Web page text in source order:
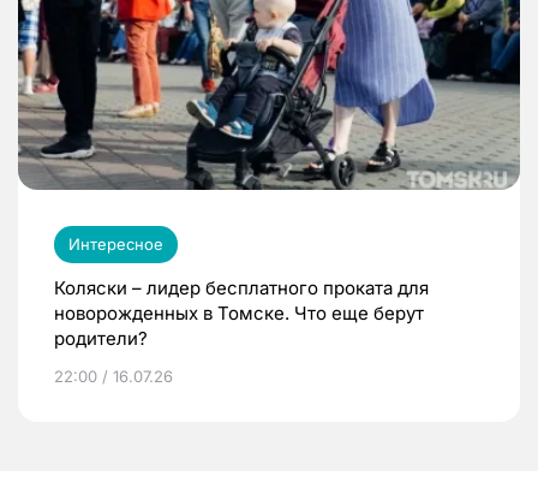
Интересное
Коляски – лидер бесплатного проката для
новорожденных в Томске. Что еще берут
родители?
22:00 / 16.07.26